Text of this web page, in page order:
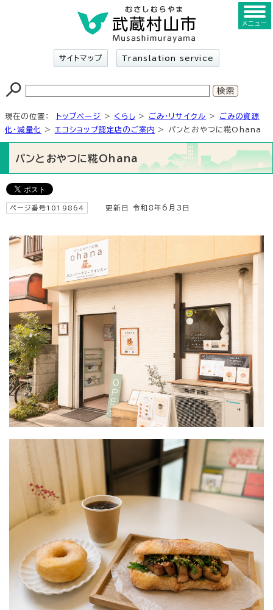
サイトマップ Translation service
メニュー
現在の位置： トップページ > くらし > ごみ・リサイクル > ごみの資源
化・減量化
> エコショップ認定店のご案内 > パンとおやつに糀Ohana
パンとおやつに糀Ohana
ページ番号1019864 更新日 令和8年6月3日